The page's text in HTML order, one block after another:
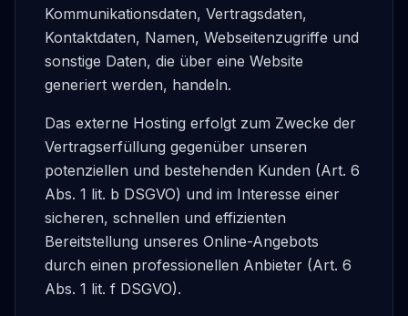
Kommunikationsdaten, Vertragsdaten,
Kontaktdaten, Namen, Webseitenzugriffe und
sonstige Daten, die über eine Website
generiert werden, handeln.
Das externe Hosting erfolgt zum Zwecke der
Vertragserfüllung gegenüber unseren
potenziellen und bestehenden Kunden (Art. 6
Abs. 1 lit. b DSGVO) und im Interesse einer
sicheren, schnellen und effizienten
Bereitstellung unseres Online-Angebots
durch einen professionellen Anbieter (Art. 6
Abs. 1 lit. f DSGVO).